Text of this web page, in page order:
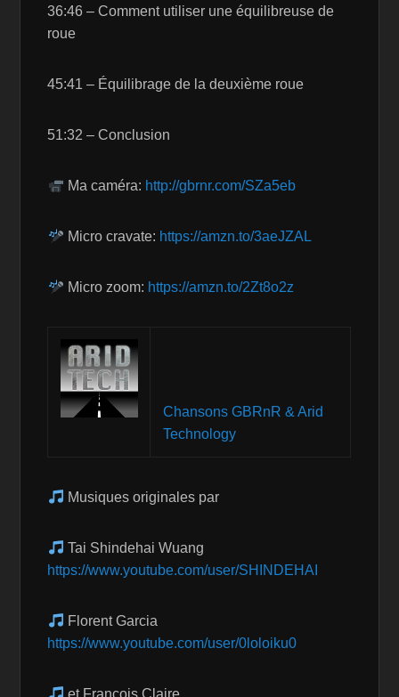
36:46 – Comment utiliser une équilibreuse de
roue
45:41 – Équilibrage de la deuxième roue
51:32 – Conclusion
Ma caméra: http://gbrnr.com/SZa5eb
Micro cravate: https://amzn.to/3aeJZAL
Micro zoom: https://amzn.to/2Zt8o2z
Chansons GBRnR & Arid
Technology
Musiques originales par
Tai Shindehai Wuang
https://www.youtube.com/user/SHINDEHAI
Florent Garcia
https://www.youtube.com/user/0loloiku0